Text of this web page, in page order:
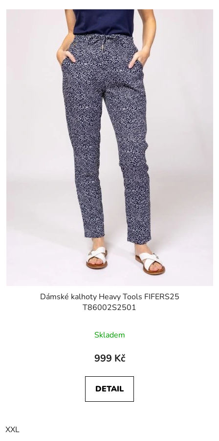
Dámské kalhoty Heavy Tools FIFERS25
T86002S2501
Skladem
999 Kč
DETAIL
XXL